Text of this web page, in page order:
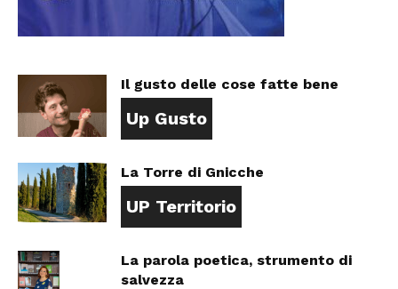
Il gusto delle cose fatte bene
Up Gusto
La Torre di Gnicche
UP Territorio
La parola poetica, strumento di
salvezza